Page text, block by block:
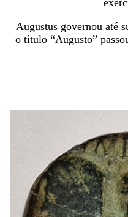
Augustus governou até
o título “Augusto”